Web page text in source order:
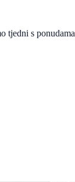
tjedni s ponudama